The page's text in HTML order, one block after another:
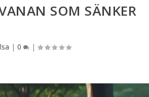
SOM SÄNKER
| 0 |